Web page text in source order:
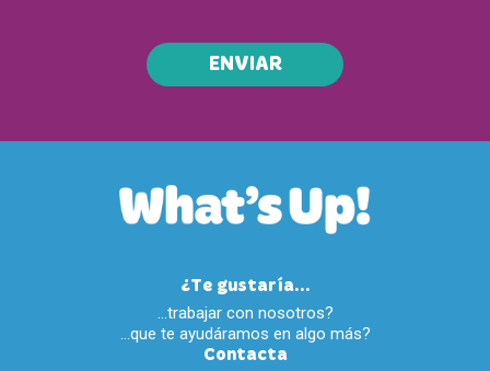
ENVIAR
¿Te gustaría...
…trabajar con nosotros?
…que te ayudáramos en algo más?
Contacta